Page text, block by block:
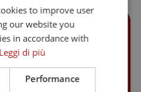
GERMAN
to improve user
our website you
in accordance with
Leggi di più
Performance